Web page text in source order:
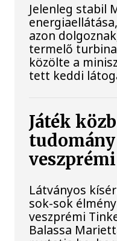
Jelenleg stabil
azon
termelő
közölte a
tett keddi
Játék
Látványos
sok-sok
veszprémi
Balassa